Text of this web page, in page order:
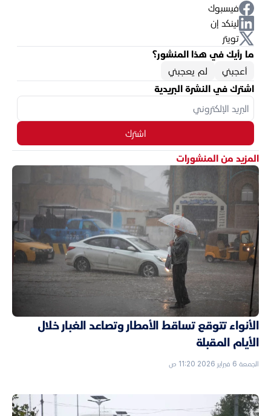
فيسبوك
لينكد إن
تويتر
ما رأيك في هذا المنشور؟
أعجبني
لم يعجبني
اشترك في النشرة البريدية
اشترك
المزيد من المنشورات
الأنواء تتوقع تساقط الأمطار وتصاعد الغبار خلال
الأيام المقبلة
الجمعة 6 فبراير 2026 11:20 ص